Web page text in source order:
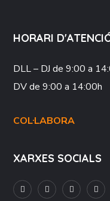
HORARI
DLL – DJde 9:00 a
DVde 9:00 a 14:00h
COL·LABORA
XARXES SOCIALS